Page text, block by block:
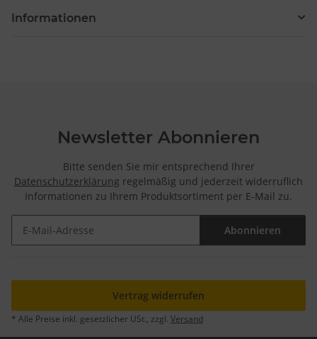
Informationen
Newsletter Abonnieren
Bitte senden Sie mir entsprechend Ihrer
Datenschutzerklärung regelmäßig und jederzeit widerruflich
Informationen zu Ihrem Produktsortiment per E-Mail zu.
Abonnieren
Vertrag widerrufen
* Alle Preise inkl. gesetzlicher USt., zzgl. Versand